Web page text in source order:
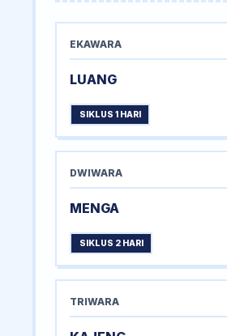
EKAWARA
LUANG
SIKLUS 1 HARI
DWIWARA
MENGA
SIKLUS 2 HARI
TRIWARA